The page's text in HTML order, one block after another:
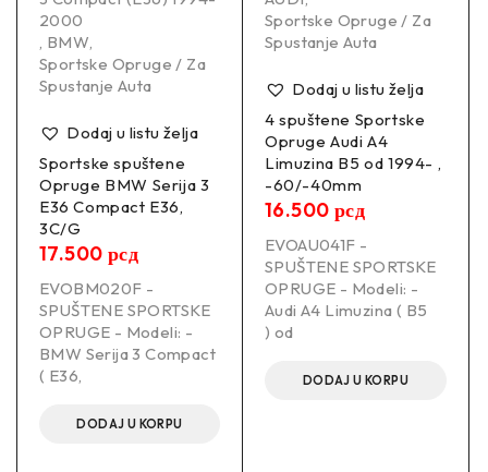
OPEL ASTRA H (A04, A_) 01/2004-05/2014 1.4 (L48)
Hatchback Petrol 66 KW 1364 ccm 4 Front Wheel Drive
OPEL ASTRA H (A04, A_) 01/2004-05/2014 1.6 (L48)
Hatchback Petrol 77 KW 1598 ccm 4 Front Wheel Drive
OPEL ASTRA H (A04, A_) 01/2004-05/2014 1.6 (L48)
Hatchback Petrol 85 KW 1598 ccm 4 Front Wheel Drive
2000
, BMW,
Sportske Opruge / Za
Spustanje Auta
Dodaj u listu želja
Sportske spuštene
Opruge BMW Serija 3
E36 Compact E36,
3C/G
17.500 рсд
EVOBM020F -
SPUŠTENE SPORTSKE
OPRUGE - Modeli: -
BMW Serija 3 Compact
( E36,
DODAJ U KORPU
Sportske Opruge / Za
Spustanje Auta
Dodaj u listu želja
4 spuštene Sportske
Opruge Audi A4
Limuzina B5 od 1994- ,
-60/-40mm
16.500 рсд
EVOAU041F -
SPUŠTENE SPORTSKE
OPRUGE - Modeli: -
Audi A4 Limuzina ( B5
) od
DODAJ U KORPU